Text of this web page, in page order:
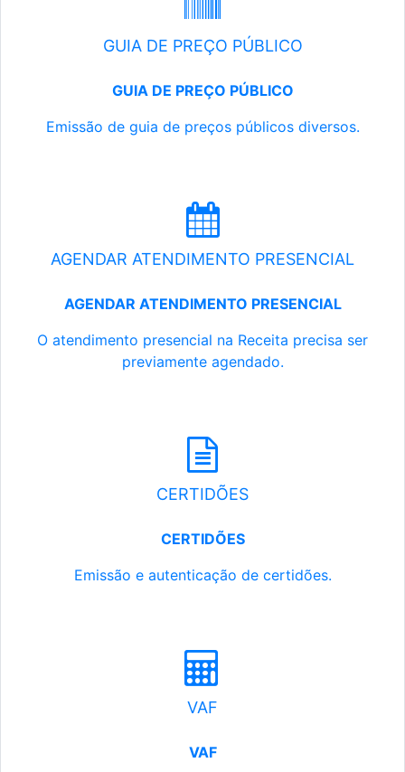
GUIA DE PREÇO PÚBLICO
GUIA DE PREÇO PÚBLICO
Emissão de guia de preços públicos diversos.
AGENDAR ATENDIMENTO PRESENCIAL
AGENDAR ATENDIMENTO PRESENCIAL
O atendimento presencial na Receita precisa ser
previamente agendado.
CERTIDÕES
CERTIDÕES
Emissão e autenticação de certidões.
VAF
VAF